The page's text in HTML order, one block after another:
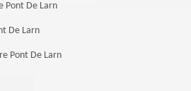
Pont De Larn
De Larn
Pont De Larn